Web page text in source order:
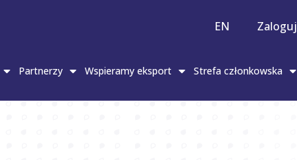
EN Zaloguj
Partnerzy Wspieramy eksport Strefa członkowska